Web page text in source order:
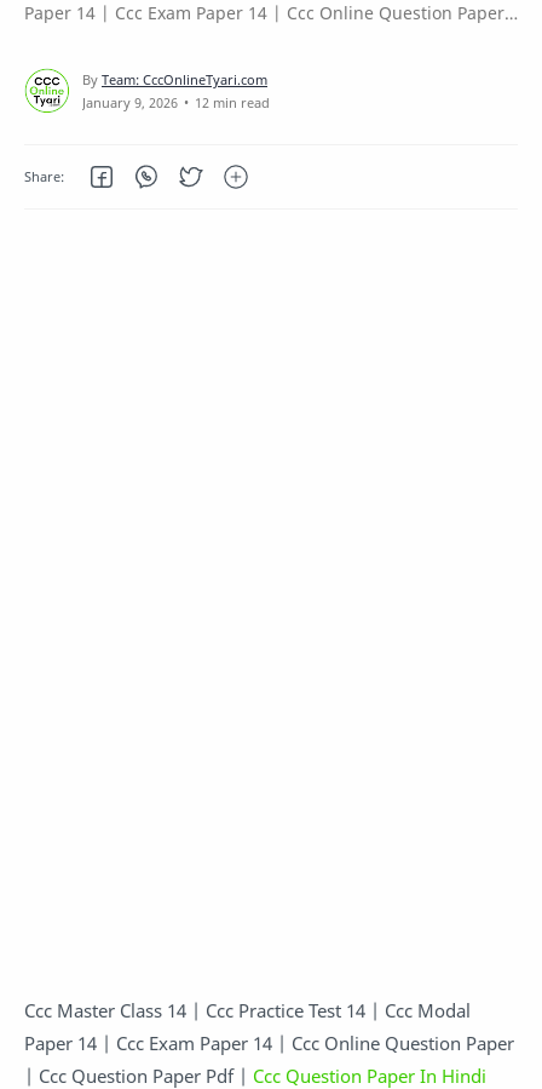
Paper 14 | Ccc Exam Paper 14 | Ccc Online Question Paper
12 min read
Ccc Master Class 14 | Ccc Practice Test 14 | Ccc Modal
Paper 14 | Ccc Exam Paper 14 | Ccc Online Question Paper
| Ccc Question Paper Pdf | Ccc Question Paper In Hindi